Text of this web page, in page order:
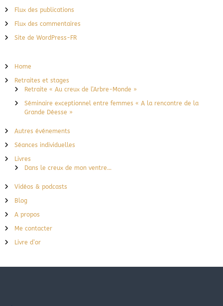
Flux des publications
Flux des commentaires
Site de WordPress-FR
Home
Retraites et stages
Retraite « Au creux de l’Arbre-Monde »
Séminaire exceptionnel entre femmes « A la rencontre de la
Grande Déesse »
Autres événements
Séances individuelles
Livres
Dans le creux de mon ventre…
Vidéos & podcasts
Blog
A propos
Me contacter
Livre d’or